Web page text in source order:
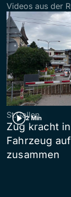
Videos aus der
2 Min
St.Gallen
Zug kracht
Fahrzeug
zusammen